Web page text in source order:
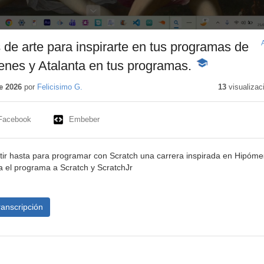
arte para inspirarte en tus programas de
y Atalanta en tus programas.
-
educativo
2026por Felicisimo G. 13
Embeber
hasta para programar con Scratch una carrera inspirada en
el programa a Scratch y ScratchJr